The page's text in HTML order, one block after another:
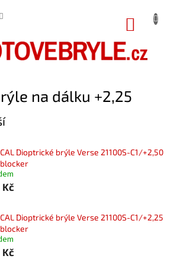
na dálku +2,25
Dioptrické brýle Verse 21100S-C1/+2,50
Kč
Dioptrické brýle Verse 21100S-C1/+2,25
Kč